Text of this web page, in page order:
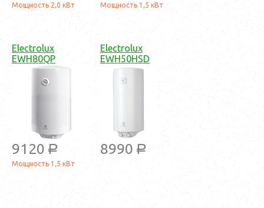
Мощность 2,0 кВт Мощность 1,5 кВт
Electrolux
EWH80QP
9120 a
Мощность 1,5 кВт
Electrolux
EWH50HSD
8990 a